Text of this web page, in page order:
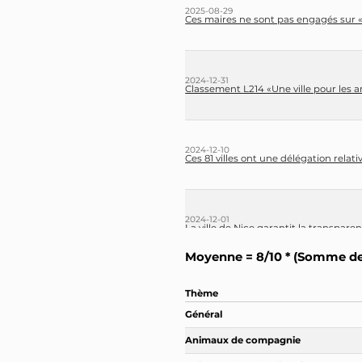
2025-08-29
Ces maires ne sont pas engagés sur
2024-12-31
Classement L214 «Une ville pour les
2024-12-10
Ces 81 villes ont une délégation
2024-12-01
La ville de Nice garantit la
2024-10-26
Nice accueille son « premier festival
Moyenne = 8/10 * (Somme
Thème
Général
Animaux de compagnie